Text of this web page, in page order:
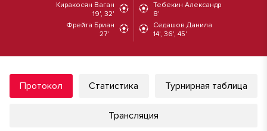
Киракосян Ваган
19', 32'
Фрейта Бриан
27'
Тебекин Александр
8'
Седашов Данила
14', 36', 45'
Протокол Статистика Турнирная таблица
Трансляция